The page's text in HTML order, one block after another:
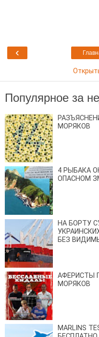
‹
Популярное за
МОРЯКОВ
4 РЫБАКА
ОПАСНОМ
НА БОРТУ
БЕЗ
АФЕРИСТЫ
МОРЯКОВ
MARLINS